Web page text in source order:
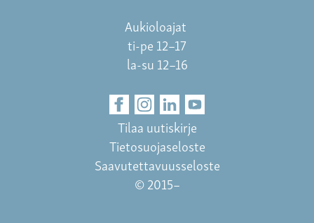
Aukioloajat
ti-pe 12–17
la-su 12–16
Tilaa uutiskirje
Tietosuojaseloste
Saavutettavuusseloste
© 2015–